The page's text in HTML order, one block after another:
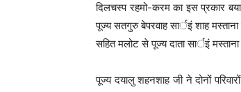
दिलचस्प रहमो-करम का इस प्रकार
पूज्य सतगुरु बेपरवाह सार्इं शाह मस्ताना
सहित मलोट से पूज्य दाता सार्इं
पूज्य दयालु शहनशाह जी ने दोनों